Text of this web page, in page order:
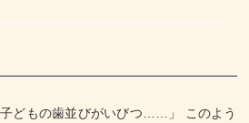
子どもの歯並びがいびつ……」 このよう